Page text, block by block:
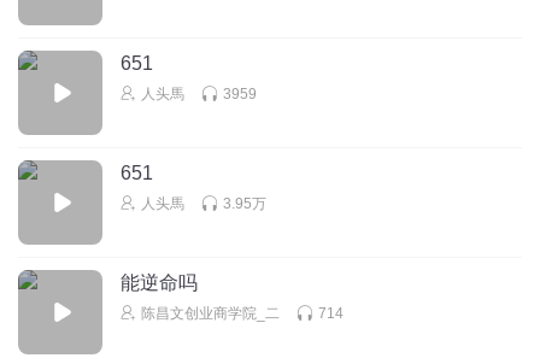
651
人头馬 3959
651
人头馬 3.95万
能逆命吗
陈昌文创业商学院_二 714